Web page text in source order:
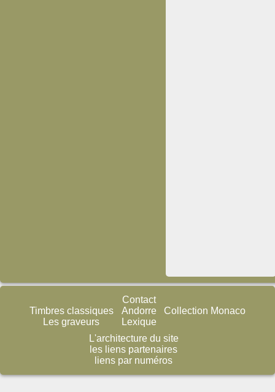
Timbres classiques
Les graveurs
Contact
Andorre
Lexique
Collection Monaco
L'architecture du site
les liens partenaires
liens par numéros